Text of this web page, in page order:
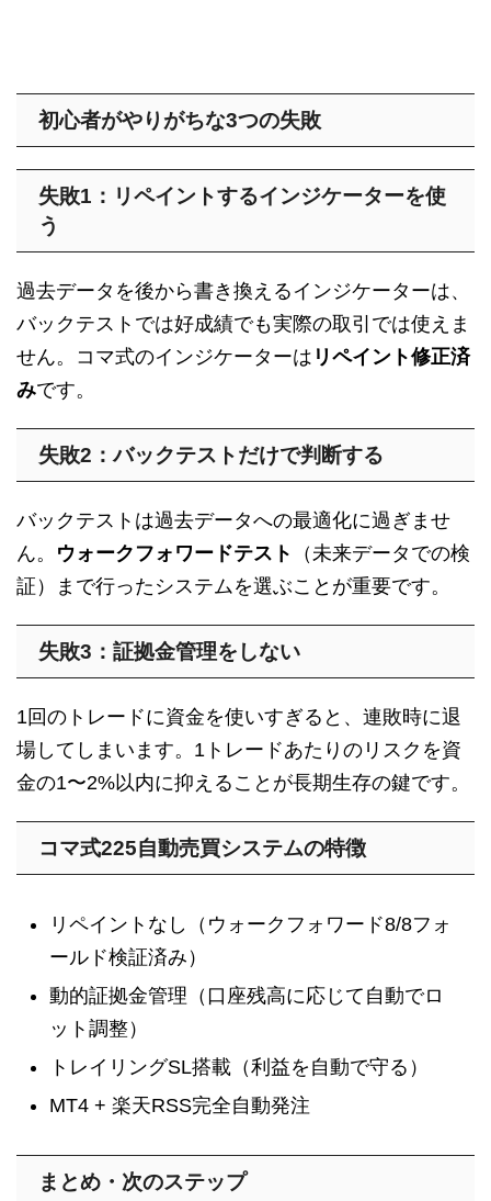
初心者がやりがちな3つの失敗
失敗1：リペイントするインジケーターを使
う
過去データを後から書き換えるインジケーターは、
バックテストでは好成績でも実際の取引では使えま
せん。コマ式のインジケーターは リペイント修正済
みです。
失敗2：バックテストだけで判断する
バックテストは過去データへの最適化に過ぎませ
ん。 ウォークフォワードテスト
（未来データでの検
証）まで行ったシステムを選ぶことが重要です。
失敗3：証拠金管理をしない
1回のトレードに資金を使いすぎると、連敗時に退
場してしまいます。1トレードあたりのリスクを資
金の1〜2%以内に抑えることが長期生存の鍵です。
コマ式225自動売買システムの特徴
リペイントなし（ウォークフォワード8/8フォ
ールド検証済み）
動的証拠金管理（口座残高に応じて自動でロ
ット調整）
トレイリングSL搭載（利益を自動で守る）
MT4 + 楽天RSS完全自動発注
まとめ・次のステップ